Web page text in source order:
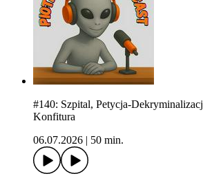
#140: Szpital, Petycja-
Konfitura
06.07.2026
50 min.